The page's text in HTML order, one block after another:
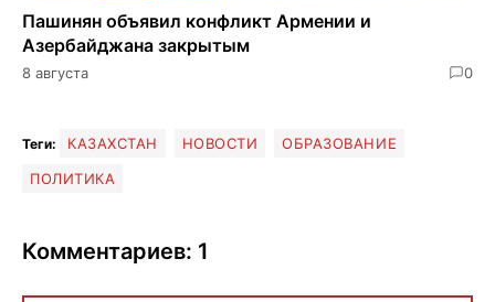
Пашинян объявил конфликт Армении и
Азербайджана закрытым
8 августа 0
Теги: КАЗАХСТАН НОВОСТИ
ОБРАЗОВАНИЕ
ПОЛИТИКА
Комментариев: 1